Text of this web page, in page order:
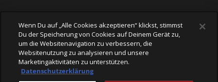
Wenn Du auf „Alle Cookies akzeptieren“ klickst, stimmst
Du der Speicherung von Cookies auf Deinem Gerät zu,
um die Websitenavigation zu verbessern, die
Websitenutzung zu analysieren und unsere
Marketingaktivitäten zu unterstützen.
Datenschutzerklärung